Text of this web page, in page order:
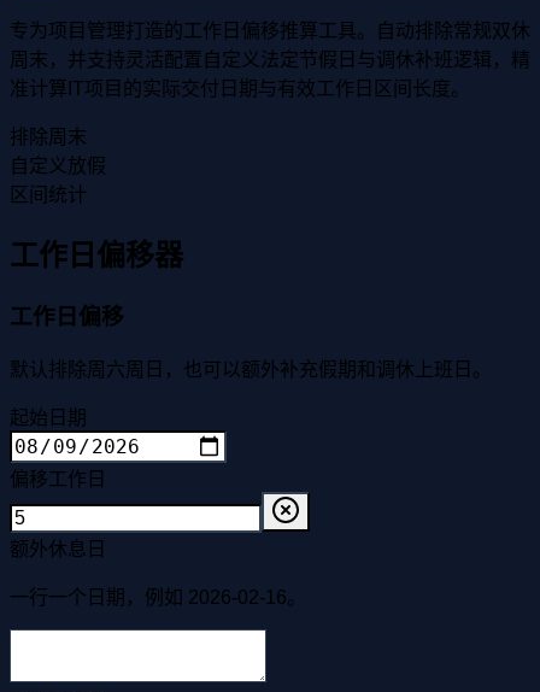
专为项目管理打造的工作日偏移推算工具。自动排除常规双休
周末，并支持灵活配置自定义法定节假日与调休补班逻辑，精
准计算IT项目的实际交付日期与有效工作日区间长度。
排除周末
自定义放假
区间统计
工作日偏移器
工作日偏移
默认排除周六周日，也可以额外补充假期和调休上班日。
起始日期
偏移工作日
额外休息日
一行一个日期，例如 2026-02-16。